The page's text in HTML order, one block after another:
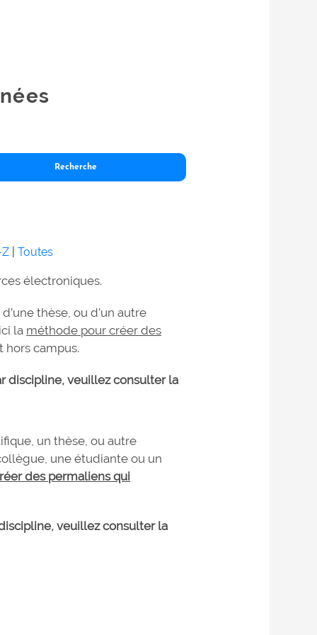
|Toutes
électroniques.
thèse, ou d’un autre
la méthode pour créer des
campus.
discipline, veuillez consulter la
un thèse, ou autre
une étudiante ou un
des permaliens qui
veuillez consulter la